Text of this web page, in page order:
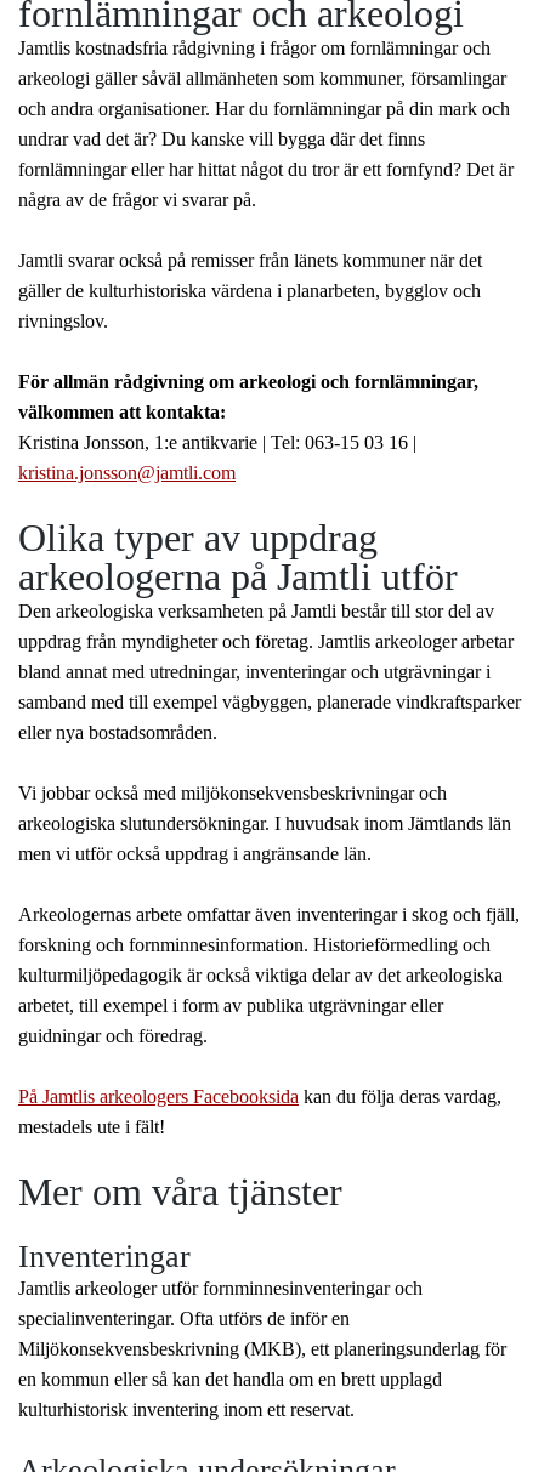
fornlämningar och arkeologi
Jamtlis kostnadsfria rådgivning i frågor om fornlämningar och
arkeologi gäller såväl allmänheten som kommuner, församlingar
och andra organisationer. Har du fornlämningar på din mark och
undrar vad det är? Du kanske vill bygga där det finns
fornlämningar eller har hittat något du tror är ett fornfynd? Det är
några av de frågor vi svarar på.
Jamtli svarar också på remisser från länets kommuner när det
gäller de kulturhistoriska värdena i planarbeten, bygglov och
rivningslov.
För allmän rådgivning om arkeologi och fornlämningar,
välkommen att kontakta:
Kristina Jonsson, 1:e antikvarie | Tel: 063-15 03 16 |
kristina.jonsson@jamtli.com
Olika typer av uppdrag
arkeologerna på Jamtli utför
Den arkeologiska verksamheten på Jamtli består till stor del av
uppdrag från myndigheter och företag. Jamtlis arkeologer arbetar
bland annat med utredningar, inventeringar och utgrävningar i
samband med till exempel vägbyggen, planerade vindkraftsparker
eller nya bostadsområden.
Vi jobbar också med miljökonsekvensbeskrivningar och
arkeologiska slutundersökningar. I huvudsak inom Jämtlands län
men vi utför också uppdrag i angränsande län.
Arkeologernas arbete omfattar även inventeringar i skog och fjäll,
forskning och fornminnesinformation. Historieförmedling och
kulturmiljöpedagogik är också viktiga delar av det arkeologiska
arbetet, till exempel i form av publika utgrävningar eller
guidningar och föredrag.
På Jamtlis arkeologers Facebooksida kan du följa deras vardag,
mestadels ute i fält!
Mer om våra tjänster
Inventeringar
Jamtlis arkeologer utför fornminnesinventeringar och
specialinventeringar. Ofta utförs de inför en
Miljökonsekvensbeskrivning (MKB), ett planeringsunderlag för
en kommun eller så kan det handla om en brett upplagd
kulturhistorisk inventering inom ett reservat.